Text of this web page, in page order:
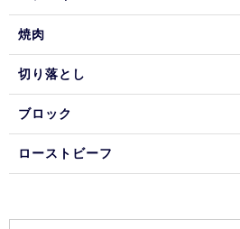
焼肉
切り落とし
ブロック
ローストビーフ